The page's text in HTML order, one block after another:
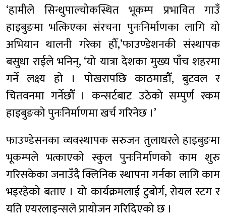
‘हामीले सिन्धुपाल्चोकस्थित भूकम्प प्रभावित गाउँ
हाइबुङमा भत्किएका संरचना पुनःनिर्माणका लागि यो
अभियान थालनी गरेका हौँ,’फाउण्डेशनकी संस्थापक
बसुधा राईले भनिन्, ‘यो यात्रा देशका मुख्य पाँच शहरमा
गर्ने लक्ष्य हो । पोखरापछि काठमाडौँ, बुटवल र
चितवनमा गर्नेछौँ । कन्सर्टबाट उठेको सम्पुर्ण रकम
हाइबुङको पुनःनिर्माणमा खर्च गरिनेछ ।’
फाउण्डेसनका व्यवस्थापक सरुजन तुलाधरले हाइबुङमा
भूकम्पले भत्काएको स्कुल पुनःनिर्माणको काम शुरु
गरिसकेका जनाउँदै क्लिनिक स्थापना गर्नका लागि काम
भइरहेको बताए । यो कार्यक्रमलाई टुबोर्ग, रोयल स्टग र
यति एयरलाइन्सले प्रायोजन गरिदिएको छ ।